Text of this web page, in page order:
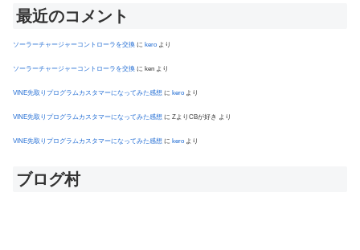
最近のコメント
ソーラーチャージャーコントローラを交換 に kero より
ソーラーチャージャーコントローラを交換 に ken より
VINE先取りプログラムカスタマーになってみた感想 に kero より
VINE先取りプログラムカスタマーになってみた感想 に ZよりCBが好き より
VINE先取りプログラムカスタマーになってみた感想 に kero より
ブログ村